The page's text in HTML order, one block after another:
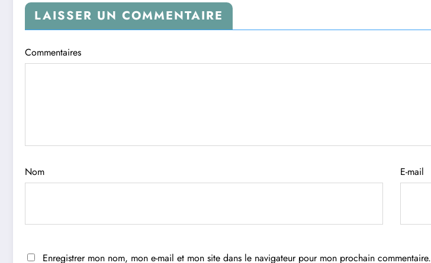
LAISSER UN COMMENTAIRE
Commentaires
Nom E-mail
Enregistrer mon nom, mon e-mail et mon site dans le navigateur pour mon prochain commentaire.